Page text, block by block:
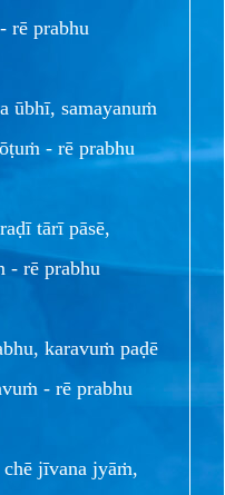
rē prabhu
ūbhī, samayanuṁ
- rē prabhu
tārī pāsē,
- rē prabhu
karavuṁ paḍē
- rē prabhu
chē jīvana jyāṁ,